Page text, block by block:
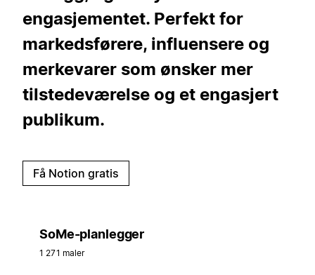
engasjementet. Perfekt for
markedsførere, influensere og
merkevarer som ønsker mer
tilstedeværelse og et engasjert
publikum.
Få Notion gratis
SoMe-planlegger
1 271 maler